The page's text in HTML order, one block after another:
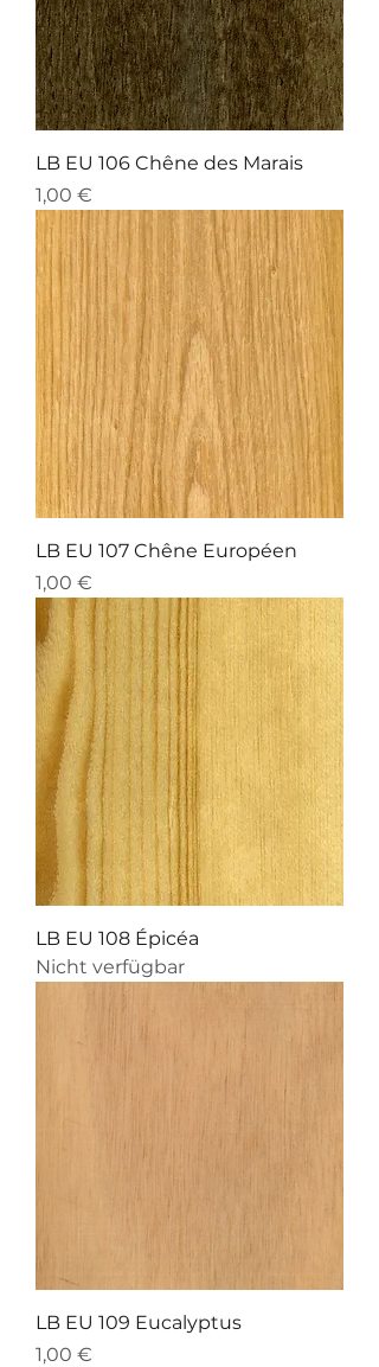
LB EU 106 Chêne des Marais
Preis
1,00 €
LB EU 107 Chêne Européen
Preis
1,00 €
LB EU 108 Épicéa
Nicht verfügbar
LB EU 109 Eucalyptus
Preis
1,00 €